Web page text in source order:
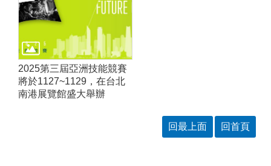
2025第三屆亞洲技能競賽
將於1127~1129，在台北
南港展覽館盛大舉辦
回最上面 回首頁